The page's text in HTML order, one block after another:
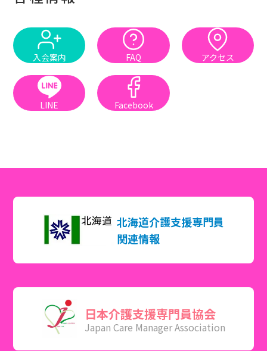
入会案内 FAQ アクセス
LINE Facebook
北海道介護支援専門員
関連情報
日本介護支援専門員協会
Japan Care Manager Association